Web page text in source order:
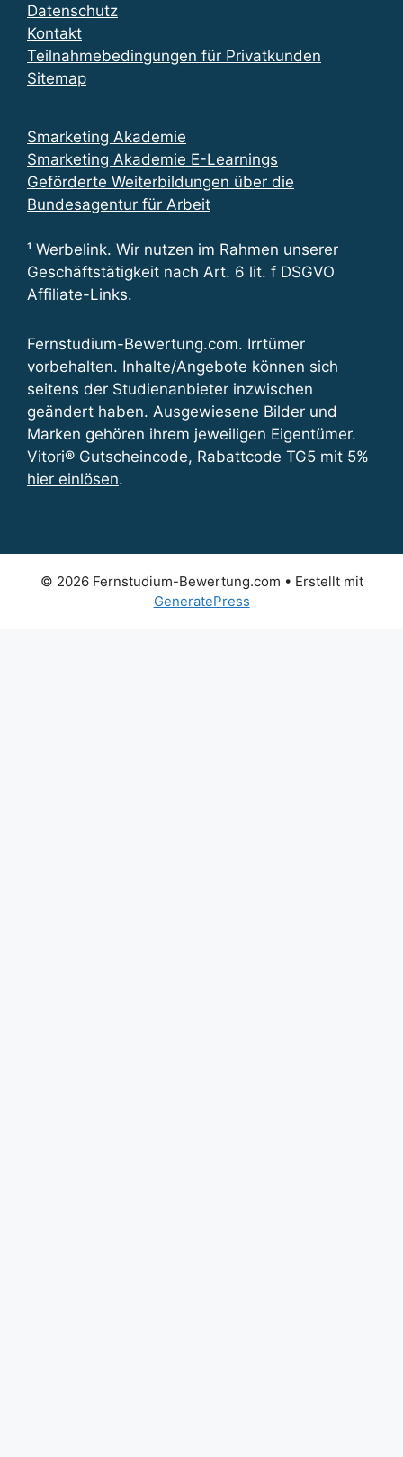
Datenschutz
Kontakt
Teilnahmebedingungen für Privatkunden
Sitemap
Smarketing Akademie
Smarketing Akademie E-Learnings
Geförderte Weiterbildungen über die
Bundesagentur für Arbeit
¹ Werbelink. Wir nutzen im Rahmen unserer
Geschäftstätigkeit nach Art. 6 lit. f DSGVO
Affiliate-Links.
Fernstudium-Bewertung.com. Irrtümer
vorbehalten. Inhalte/Angebote können sich
seitens der Studienanbieter inzwischen
geändert haben. Ausgewiesene Bilder und
Marken gehören ihrem jeweiligen Eigentümer.
Vitori® Gutscheincode, Rabattcode TG5 mit 5%
hier einlösen.
© 2026 Fernstudium-Bewertung.com • Erstellt mit
GeneratePress